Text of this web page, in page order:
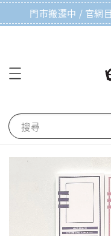
門市搬遷中 / 官網
搜尋